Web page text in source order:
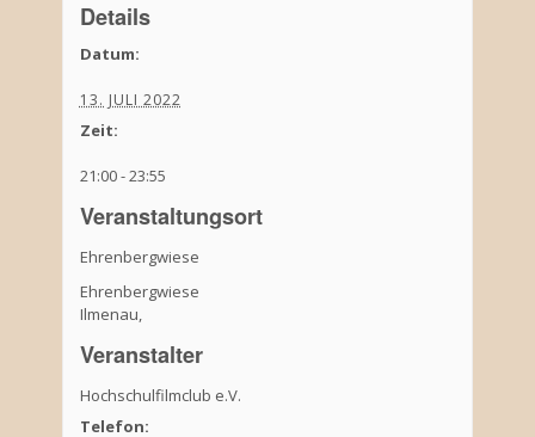
Details
Datum:
13. JULI 2022
Zeit:
21:00 - 23:55
Veranstaltungsort
Ehrenbergwiese
Ehrenbergwiese
Ilmenau,
Veranstalter
Hochschulfilmclub e.V.
Telefon: